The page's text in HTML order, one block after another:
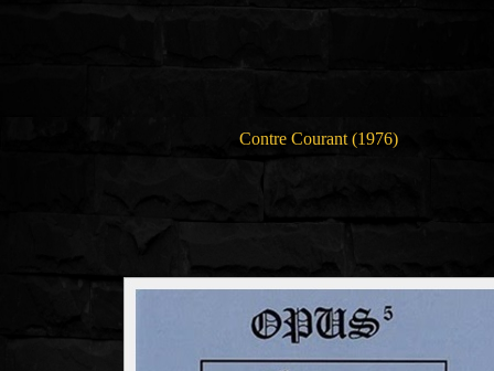
Contre Courant (1976)